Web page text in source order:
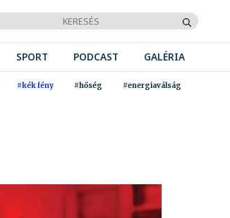
SPORT PODCAST GALÉRIA
#kék fény #hőség #energiaválság